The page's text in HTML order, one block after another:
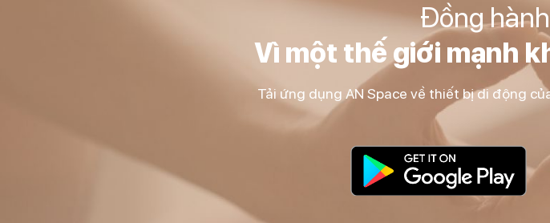
Đồng
Vì một thế giới mạnh
Tải ứng dụng AN Space về thiết bị di động